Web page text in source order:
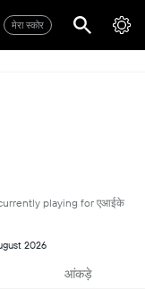
मेरा स्कोर
currently playing for एआईके
2026
आंकड़े